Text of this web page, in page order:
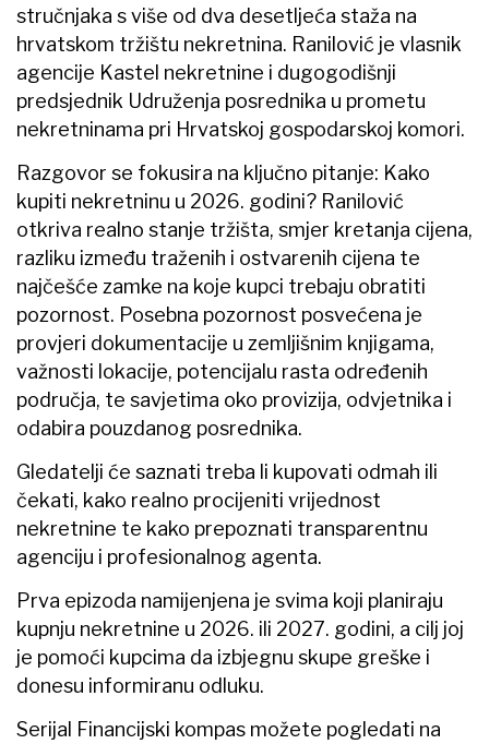
stručnjaka s više od dva desetljeća staža na
hrvatskom tržištu nekretnina. Ranilović je vlasnik
agencije Kastel nekretnine i dugogodišnji
predsjednik Udruženja posrednika u prometu
nekretninama pri Hrvatskoj gospodarskoj komori.
Razgovor se fokusira na ključno pitanje: Kako
kupiti nekretninu u 2026. godini? Ranilović
otkriva realno stanje tržišta, smjer kretanja cijena,
razliku između traženih i ostvarenih cijena te
najčešće zamke na koje kupci trebaju obratiti
pozornost. Posebna pozornost posvećena je
provjeri dokumentacije u zemljišnim knjigama,
važnosti lokacije, potencijalu rasta određenih
područja, te savjetima oko provizija, odvjetnika i
odabira pouzdanog posrednika.
Gledatelji će saznati treba li kupovati odmah ili
čekati, kako realno procijeniti vrijednost
nekretnine te kako prepoznati transparentnu
agenciju i profesionalnog agenta.
Prva epizoda namijenjena je svima koji planiraju
kupnju nekretnine u 2026. ili 2027. godini, a cilj joj
je pomoći kupcima da izbjegnu skupe greške i
donesu informiranu odluku.
Serijal Financijski kompas možete pogledati na